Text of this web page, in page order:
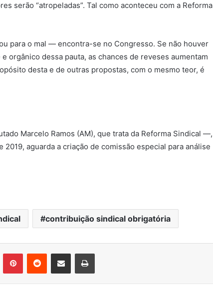
serão “atropeladas”. Tal como aconteceu com a Reforma
para o mal — encontra-se no Congresso. Se não houver
orgânico dessa pauta, as chances de reveses aumentam
desta e de outras propostas, com o mesmo teor, é
Marcelo Ramos (AM), que trata da Reforma Sindical —,
aguarda a criação de comissão especial para análise
contribuição sindical obrigatória